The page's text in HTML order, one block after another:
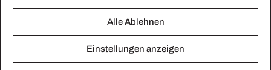
Alle Ablehnen
Einstellungen anzeigen
Eine musikalische Brücke erinnert am 8. Mai 2020 an das
Ende des Zweiten Weltkrieges vor 75 Jahren. Die
Deutsche Welle (DW), der Auslandsrundfunk
Deutschlands, sendet ein Gedenkkonzert .